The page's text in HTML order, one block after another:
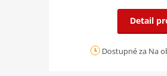
Detail
Dostupné za Na